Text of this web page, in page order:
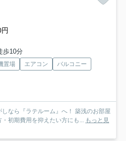
歩10分
置場 エアコン
バルコニー
しなら『ラテルーム』へ！ 築浅のお部屋
初期費用を抑えたい方にも... もっと見